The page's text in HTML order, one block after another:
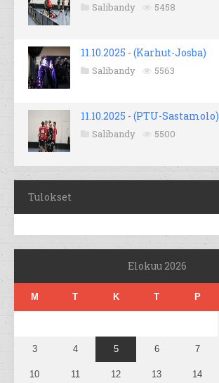
Salibandy 5458
11.10.2025 - (Karhut-Josba)
Salibandy 5563
11.10.2025 - (PTU-Sastamolo)
Salibandy 5500
Tulokset
Elokuu 2026
M T K T P
3 4 5 6 7
10 11 12 13 14